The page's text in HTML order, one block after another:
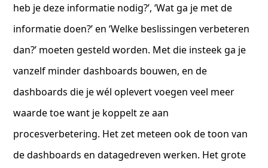
heb je deze informatie nodig?’, ‘Wat ga je met de
informatie doen?’ en ‘Welke beslissingen verbeteren
dan?’ moeten gesteld worden. Met die insteek ga je
vanzelf minder dashboards bouwen, en de
dashboards die je wél oplevert voegen veel meer
waarde toe want je koppelt ze aan
procesverbetering. Het zet meteen ook de toon van
de dashboards en datagedreven werken. Het grote